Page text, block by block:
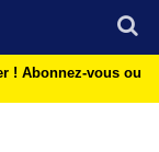
! Abonnez-vous ou